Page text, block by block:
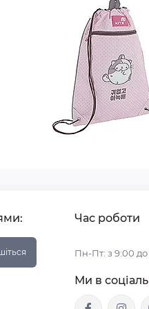
Час роботи
Пн-Пт: з 9:00 до
Ми в